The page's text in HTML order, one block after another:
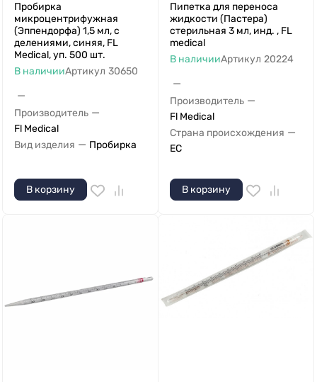
Пробирка
микроцентрифужная
(Эппендорфа) 1,5 мл, с
делениями, синяя, FL
Medical, уп. 500 шт.
В наличииАртикул 30650
—
Производитель —
Fl Medical
Вид изделия — Пробирка
В корзину
Пипетка для переноса
жидкости (Пастера)
стерильная 3 мл, инд. , FL
medical
В наличииАртикул 20224
—
Производитель —
Fl Medical
Страна происхождения —
ЕС
В корзину